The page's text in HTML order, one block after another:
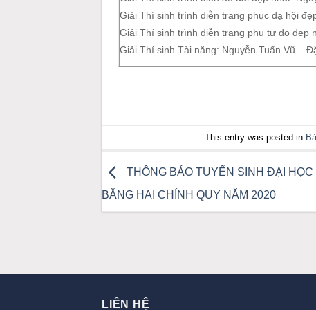
Giải Thí sinh trình diễn trang phục dạ hội
Giải Thí sinh trình diễn trang phụ tự do đẹp
Giải Thí sinh Tài năng: Nguyễn Tuấn Vũ –
This entry was posted in
THÔNG BÁO TUYỂN SINH ĐẠI HỌC
BẰNG HAI CHÍNH QUY NĂM 2020
LIÊN HỆ